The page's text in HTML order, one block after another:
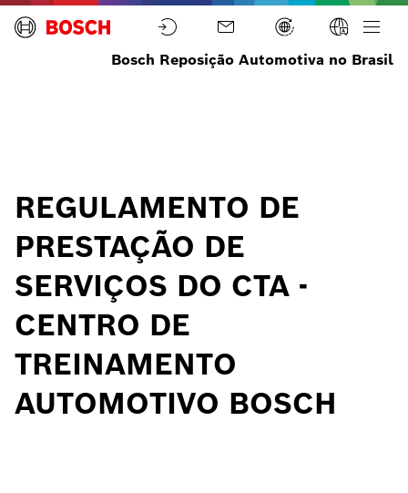
Bosch Reposição Automotiva no Brasil
REGULAMENTO DE
PRESTAÇÃO DE
SERVIÇOS DO CTA -
CENTRO DE
TREINAMENTO
AUTOMOTIVO BOSCH